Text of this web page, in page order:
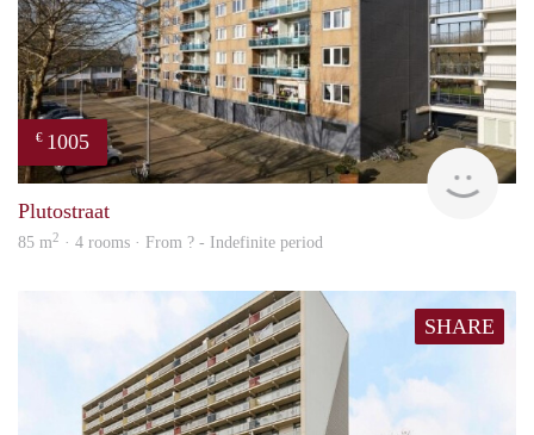
€ 1005
Plutostraat
85 m2 · 4 rooms · From ? - Indefinite period
SHARE